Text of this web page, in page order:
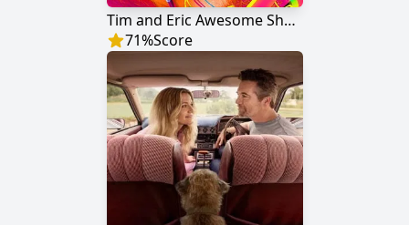
Tim and Eric Awesome Show, Great Job!
71%Score